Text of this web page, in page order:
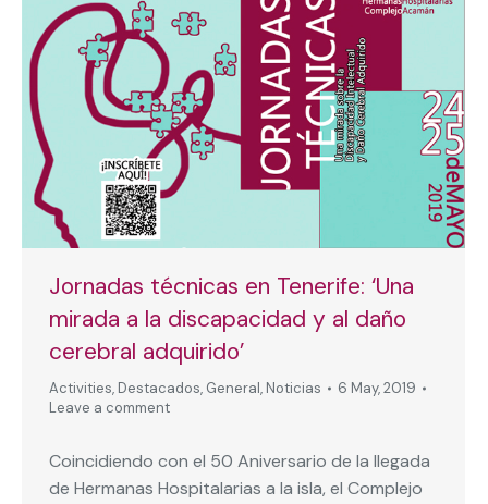
Jornadas técnicas en Tenerife: ‘Una
mirada a la discapacidad y al daño
cerebral adquirido’
Activities, Destacados, General, Noticias
6 May, 2019
Leave a comment
Coincidiendo con el 50 Aniversario de la llegada
de Hermanas Hospitalarias a la isla, el Complejo